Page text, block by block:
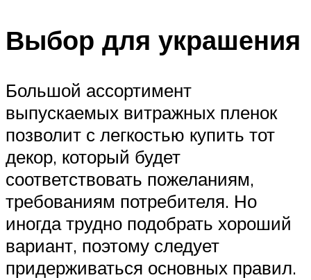
Выбор для украшения
Большой ассортимент
выпускаемых витражных пленок
позволит с легкостью купить тот
декор, который будет
соответствовать пожеланиям,
требованиям потребителя. Но
иногда трудно подобрать хороший
вариант, поэтому следует
придерживаться основных правил.